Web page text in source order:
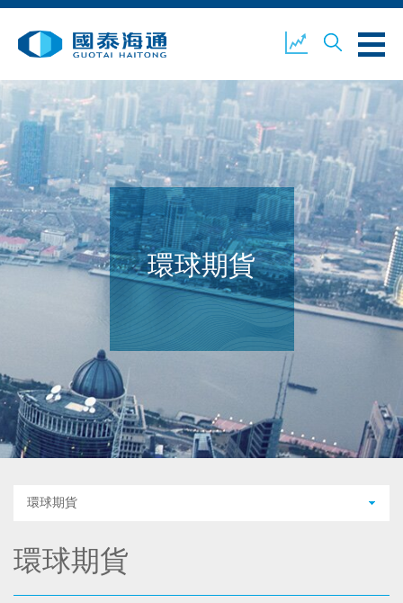
業務概覽 公司新聞
環境、社會及企業管治 國泰海通證券 聯絡我們
環球期貨
環球期貨
環球期貨